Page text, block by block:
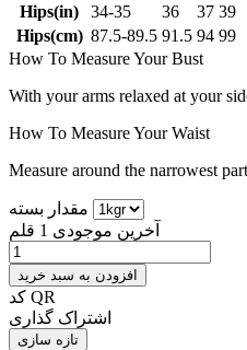
Hips(in)
34-35 36 37 39
Hips(cm) 87.5-89.5 91.5 94 99
How To Measure Your Bust
With your arms relaxed at your
How To Measure Your Waist
Measure around the narrowest
مقدار بسته
آخرین موجودی 1 قلم
افزودن به سبد خرید
کد QR
اشتراک گذاری